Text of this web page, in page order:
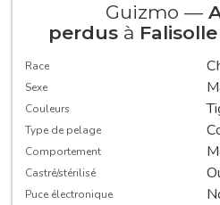
Guizmo —
perdus à Falisolle
Race
Sexe
Couleurs
Type de pelage
Comportement
Castré/stérilisé
Puce électronique